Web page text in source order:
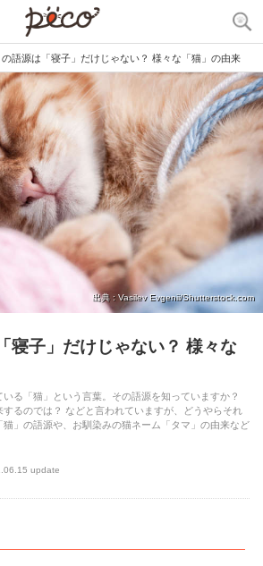
の語源は「寝子」だけじゃない？ 様々な「猫」の由来
出典 : Vasilev Evgenii/Shutterstock.com
寝子」だけじゃない？ 様々な
る「猫」という言葉。その語源を知っていますか？
るのでは？ などと言われていますが、どうやらそれ
」の語源や、お馴染みの猫ネーム「タマ」の由来など
update